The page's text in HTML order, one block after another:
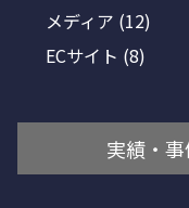
メディア (12)
ECサイト (8)
実績・事